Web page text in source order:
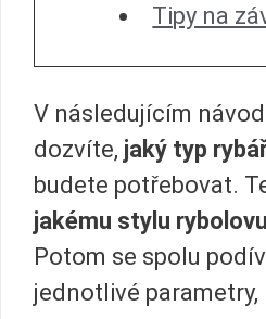
Tipy na
V následujícím
dozvíte, jaký typ
budete potřebovat.
jakému stylu
Potom se spolu
jednotlivé